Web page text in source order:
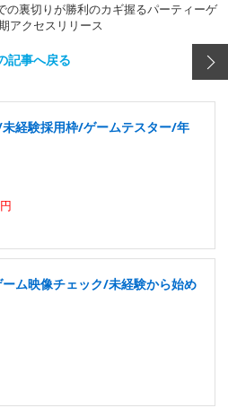
裏切りが勝利のカギ握るパーティーゲ
アクセスリリース
記事へ戻る
未経験採用枠/ゲームテスター/年
ーム映像チェック/未経験から始め